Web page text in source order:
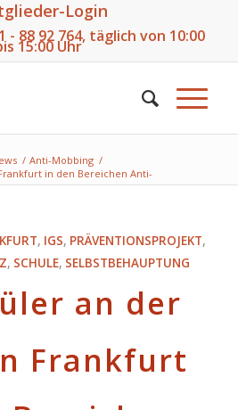
Login
- 88 92 764, täglich von 10:00
15:00 Uhr
/ Anti-Mobbing /
in den Bereichen Anti-
, IGS, PRÄVENTIONSPROJEKT,
, SCHULE, SELBSTBEHAUPTUNG
an der
Frankfurt